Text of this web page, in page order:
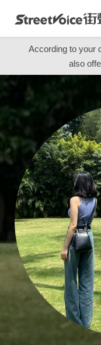
According to your
also